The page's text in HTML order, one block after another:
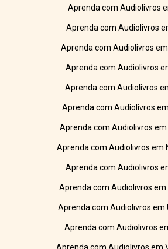
Aprenda com Audiolivros
Aprenda com Audiolivros
Aprenda com Audiolivros
Aprenda com Audiolivros
Aprenda com Audiolivros
Aprenda com Audiolivros
Aprenda com Audiolivros em
Aprenda com Audiolivros em
Aprenda com Audiolivros
Aprenda com Audiolivros em
Aprenda com Audiolivros em
Aprenda com Audiolivros